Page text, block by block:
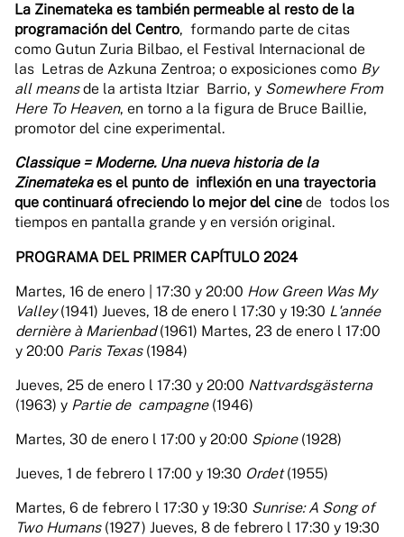
La Zinemateka es también permeable al resto de la
programación del Centro, formando parte de citas
como Gutun Zuria Bilbao, el Festival Internacional de
las Letras de Azkuna Zentroa; o exposiciones como By
all meansde la artista Itziar Barrio, y Somewhere From
Here To Heaven, en torno a la figura de Bruce Baillie,
promotor del cine experimental.
Classique = Moderne. Una nueva historia de la
Zinematekaes el punto de inflexión en una trayectoria
que continuará ofreciendo lo mejor del cine de todos los
tiempos en pantalla grande y en versión original.
PROGRAMA DEL PRIMER CAPÍTULO 2024
Martes, 16 de enero | 17:30 y 20:00 How Green Was My
Valley(1941) Jueves, 18 de enero l 17:30 y 19:30 L'année
dernière à Marienbad(1961) Martes, 23 de enero l 17:00
y 20:00 Paris Texas (1984)
Jueves, 25 de enero l 17:30 y 20:00 Nattvardsgästerna
(1963) y Partie de campagne (1946)
Martes, 30 de enero l 17:00 y 20:00 Spione (1928)
Jueves, 1 de febrero l 17:00 y 19:30 Ordet(1955)
Martes, 6 de febrero l 17:30 y 19:30 Sunrise: A Song of
Two Humans (1927) Jueves, 8 de febrero l 17:30 y 19:30